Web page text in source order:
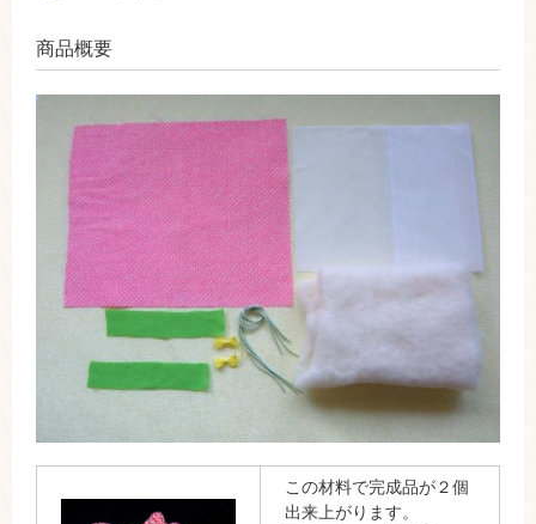
商品概要
この材料で完成品が２個
出来上がります。